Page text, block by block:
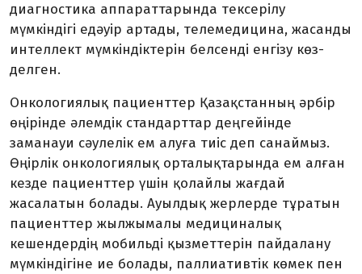
диагностика аппарат­тарында тексерілу
мүмкіндігі едәуір артады, телемедицина, жасанды
интеллект мүмкіндіктерін белсенді енгізу көз­
делген.
Онкологиялық пациенттер Қазақ­станның әрбір
өңірінде әлемдік стан­дарттар деңгейінде
заманауи сәулелік ем алуға тиіс деп санаймыз.
Өңірлік онко­логиялық орталықтарында ем алған
кез­­де пациенттер үшін қолайлы жағдай
жасалатын болады. Ауылдық жерлерде тұратын
пациенттер жылжымалы меди­циналық
кешендердің мобильді қыз­меттерін пайдалану
мүмкіндігіне ие бо­лады, паллиативтік көмек пен